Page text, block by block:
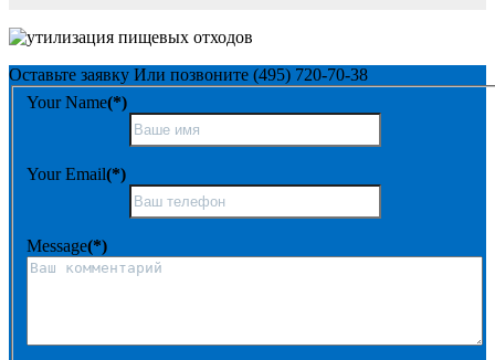
Оставьте заявку Или позвоните (495) 720-70-38
Your Name(*)
Your Email(*)
Message(*)